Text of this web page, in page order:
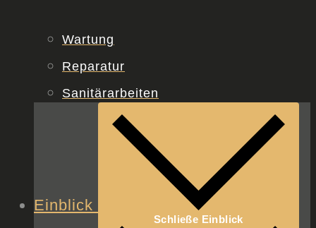
Wartung
Reparatur
Sanitärarbeiten
Einblick
Schließe Einblick